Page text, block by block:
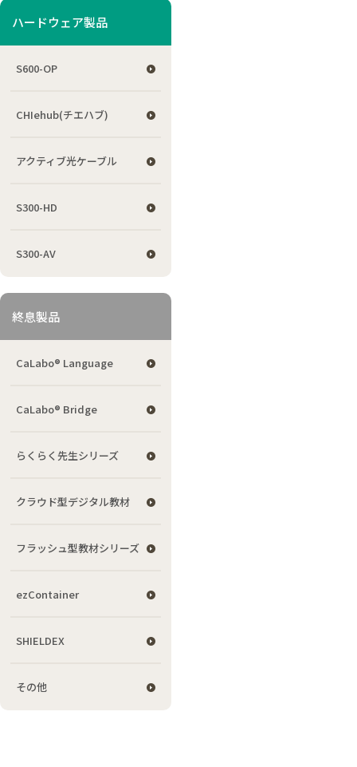
ハードウェア製品
S600-OP
CHIehub(チエハブ)
アクティブ光ケーブル
S300-HD
S300-AV
終息製品
CaLabo® Language
CaLabo® Bridge
らくらく先生シリーズ
クラウド型デジタル教材
フラッシュ型教材シリーズ
ezContainer
SHIELDEX
その他